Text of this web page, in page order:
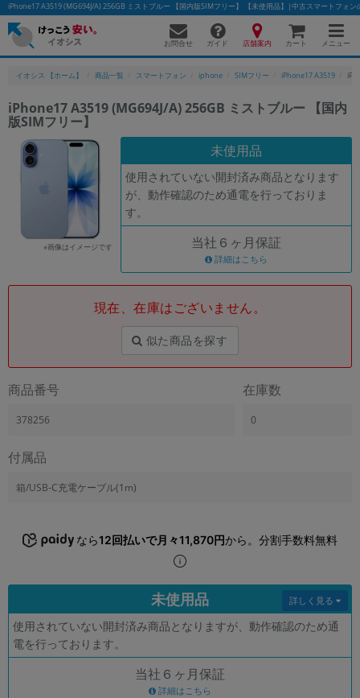
iPhone17 A3519 (MG694J/A) 256GB ミストブルー 【国内版SIMフリー】 【未使用品】|中古スマートフォン
お問合せ ガイド 店舗案内 カート メニュー
イオシス 【ホーム】 商品一覧 スマートフォン iphone SIMフリー iPhone17 A3519
iPhone17 A3519 (MG694J/A) 256GB ミストブルー 【国内
版SIMフリー】
※画像はイメージです
未使用品
使用されていない開封済み商品となります
が、動作確認のため通電を行っておりま
す。
当社６ヶ月保証
詳細はこちら
現在、在庫はございません。
似た商品を探す
商品番号
378256
在庫数
0
付属品
箱/USB-C充電ケーブル(1m)
なら12回払いで月々11,870円から。分割手数料無料
未使用品
使用されていない開封済み商品となりますが、動作確認のため通
電を行っております。
詳しく見る
当社６ヶ月保証
詳細はこちら
かんたんパソコン検索に切り替える
フリーワード
人気の検索ワード： Let's note
「スマートフォン」「タブレット」など
メーカー
「Apple」「SONY」「SHARP」など
機能・特徴
「新品」「未使用」「中古」など
CPU
CPUの絞り込み